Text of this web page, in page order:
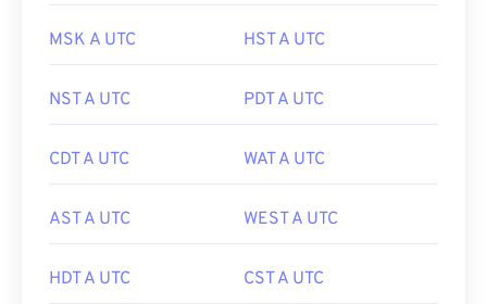
MSK A UTC HST A UTC
NST A UTC PDT A UTC
CDT A UTC WAT A UTC
AST A UTC WEST A UTC
HDT A UTC CST A UTC